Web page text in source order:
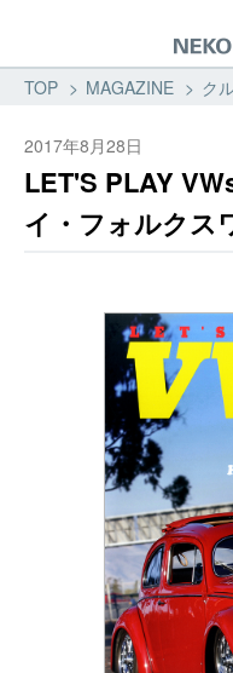
TOP MAGAZINE ク
2017年8月28日
LET'S PLAY
イ・フォルクス